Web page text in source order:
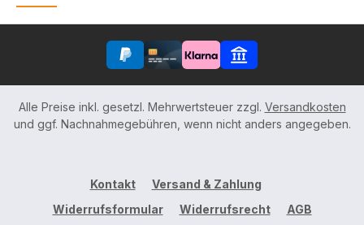
Alle Preise inkl. gesetzl. Mehrwertsteuer zzgl. Versandkosten
und ggf. Nachnahmegebühren, wenn nicht anders angegeben.
Kontakt
Versand & Zahlung
Widerrufsformular
Widerrufsrecht AGB